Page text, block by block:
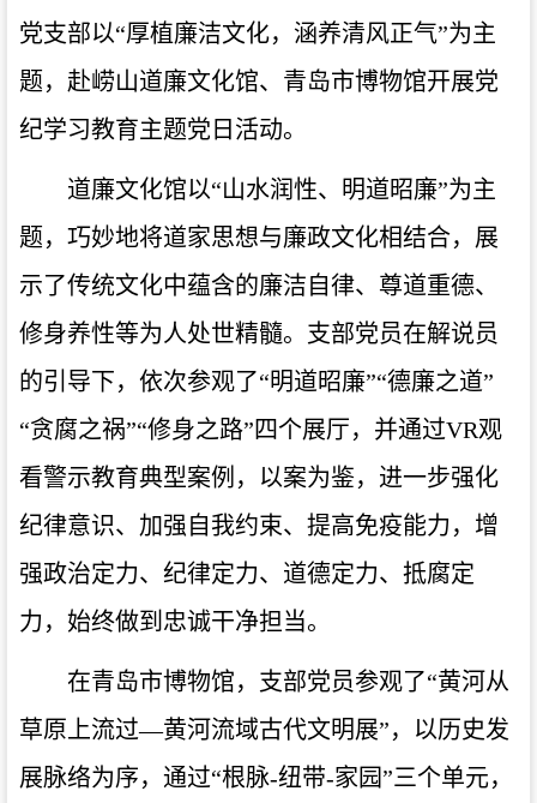
党支部以“厚植廉洁文化，涵养清风正气”为主
题，赴崂山道廉文化馆、青岛市博物馆开展党
纪学习教育主题党日活动。
道廉文化馆以“山水润性、明道昭廉”为主
题，巧妙地将道家思想与廉政文化相结合，展
示了传统文化中蕴含的廉洁自律、尊道重德、
修身养性等为人处世精髓。支部党员在解说员
的引导下，依次参观了“明道昭廉”“德廉之道”
“贪腐之祸”“修身之路”四个展厅，并通过VR观
看警示教育典型案例，以案为鉴，进一步强化
纪律意识、加强自我约束、提高免疫能力，增
强政治定力、纪律定力、道德定力、抵腐定
力，始终做到忠诚干净担当。
在青岛市博物馆，支部党员参观了“黄河从
草原上流过—黄河流域古代文明展”，以历史发
展脉络为序，通过“根脉-纽带-家园”三个单元，